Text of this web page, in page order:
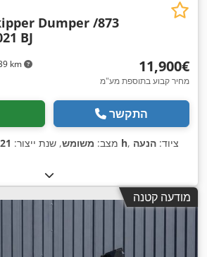
km
Dumper /873
BJ
‏11,900 ‏€
מחיר קבוע בתוספת מע"מ
התקשר
מצב: משומש, שנת ייצור: 873 h , ציוד: הנעה
מודעה קטנה